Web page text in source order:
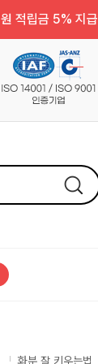
적립금 5% 지급
화분 잘 키우는법